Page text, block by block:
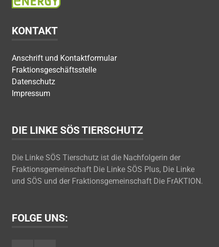
KONTAKT
Anschrift und Kontaktformular
Fraktionsgeschäftsstelle
Datenschutz
Impressum
DIE LINKE SÖS TIERSCHUTZ
Die Linke SÖS Tierschutz ist die Nachfolgerin der
Fraktionsgemeinschaft Die Linke SÖS Plus, Die Linke
und SÖS und der Fraktionsgemeinschaft Die FrAKTION.
FOLGE UNS: